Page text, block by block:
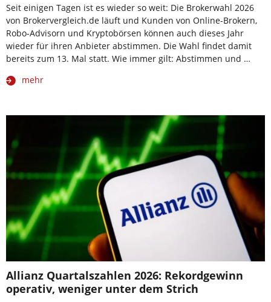
Seit einigen Tagen ist es wieder so weit: Die Brokerwahl 2026
von Brokervergleich.de läuft und Kunden von Online-Brokern,
Robo-Advisorn und Kryptobörsen können auch dieses Jahr
wieder für ihren Anbieter abstimmen. Die Wahl findet damit
bereits zum 13. Mal statt. Wie immer gilt: Abstimmen und …
mehr
Allianz Quartalszahlen 2026: Rekordgewinn
operativ, weniger unter dem Strich